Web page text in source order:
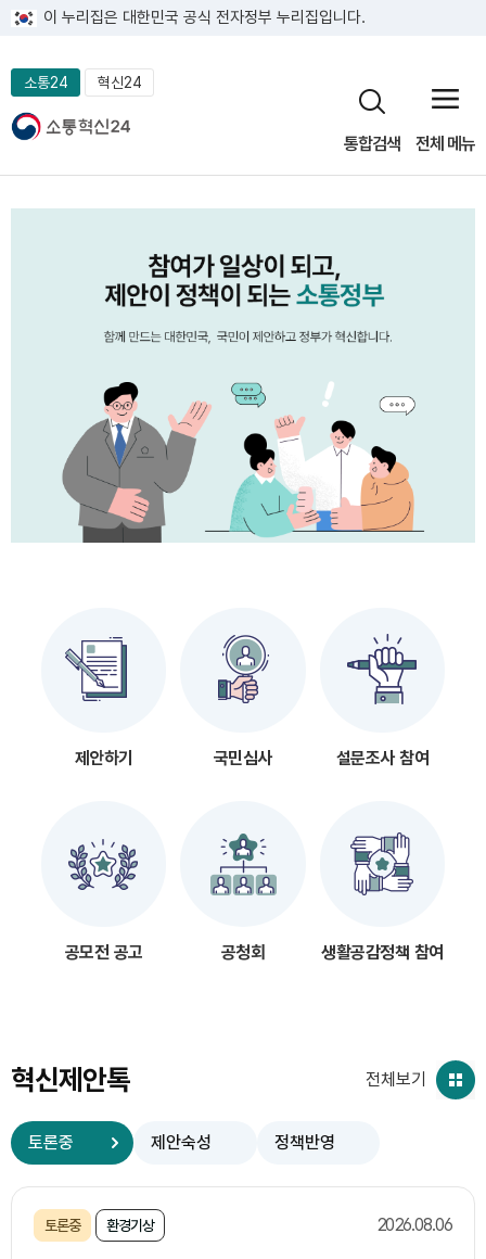
이 누리집은 대한민국 공식 전자정부 누리집입니다.
소통24 혁신24
통합검색 전체 메뉴
제안하기 국민심사 설문조사 참여
공모전 공고 공청회 생활공감정책 참여
혁신제안톡
토론중 제안숙성 정책반영
토론중 환경기상 2026.08.06
전체보기